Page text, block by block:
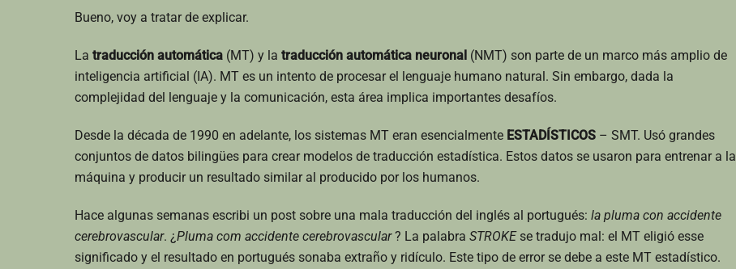
Bueno, voy a tratar de explicar.
La traducción automática (MT) y la traducción automática neuronal (NMT) son parte de un marco más amplio de
inteligencia artificial (IA). MT es un intento de procesar el lenguaje humano natural. Sin embargo, dada la
complejidad del lenguaje y la comunicación, esta área implica importantes desafíos.
Desde la década de 1990 en adelante, los sistemas MT eran esencialmente ESTADÍSTICOS – SMT. Usó grandes
conjuntos de datos bilingües para crear modelos de traducción estadística. Estos datos se usaron para entrenar a la
máquina y producir un resultado similar al producido por los humanos.
Hace algunas semanas escribi un post sobre una mala traducción del inglés al portugués: la pluma con accidente
cerebrovascular. ¿Pluma com accidente cerebrovascular? La palabra STROKEse tradujo mal: el MT eligió esse
significado y el resultado en portugués sonaba extraño y ridículo. Este tipo de error se debe a este MT estadístico.